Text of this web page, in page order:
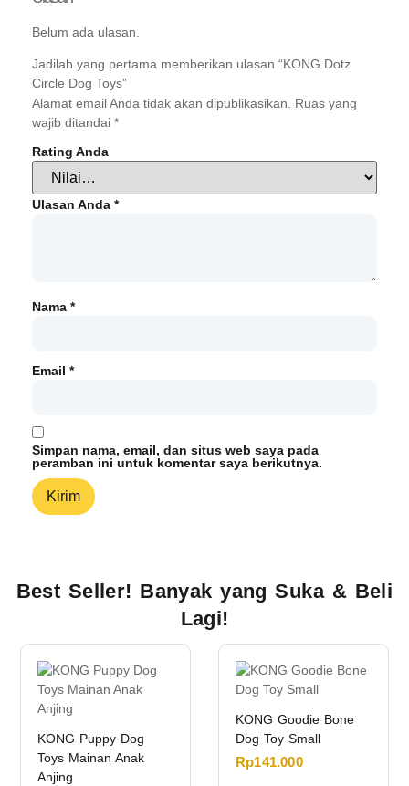
Belum ada ulasan.
Jadilah yang pertama memberikan ulasan “KONG Dotz
Circle Dog Toys”
Alamat email Anda tidak akan dipublikasikan.
Ruas yang
wajib ditandai *
Rating Anda
Ulasan Anda *
Nama *
Email *
Simpan nama, email, dan situs web saya pada
peramban ini untuk komentar saya berikutnya.
Best Seller! Banyak yang Suka & Beli
Lagi!
KONG Puppy Dog
Toys Mainan Anak
Anjing
KONG Goodie Bone
Dog Toy Small
Rp141.000